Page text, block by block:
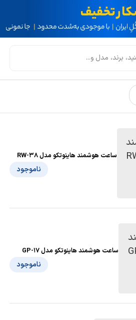
ساعت هوشمند هاینوتکو مدل RW-38
ناموجود
ساعت هوشمند هاینوتکو مدل GP-17
ناموجود